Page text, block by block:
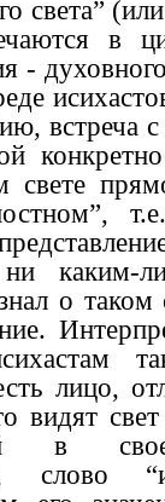
света”
в
-
встреча
свете
ни каким-
о
лицо,
видят
в
слово